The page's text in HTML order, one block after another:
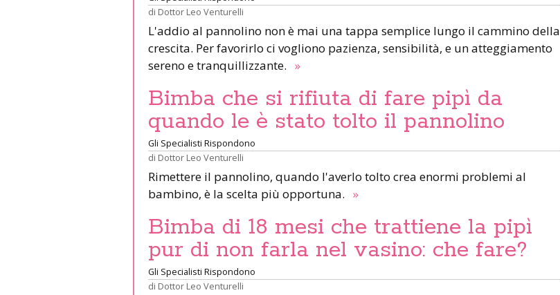
di Dottor Leo Venturelli
L'addio al pannolino non è mai una tappa semplice lungo il cammino della
crescita. Per favorirlo ci vogliono pazienza, sensibilità, e un atteggiamento
sereno e tranquillizzante. »
Bimba che si rifiuta di fare pipì da
quando le è stato tolto il pannolino
Gli Specialisti Rispondono
di Dottor Leo Venturelli
Rimettere il pannolino, quando l'averlo tolto crea enormi problemi al
bambino, è la scelta più opportuna. »
Bimba di 18 mesi che trattiene la pipì
pur di non farla nel vasino: che fare?
Gli Specialisti Rispondono
di Dottor Leo Venturelli